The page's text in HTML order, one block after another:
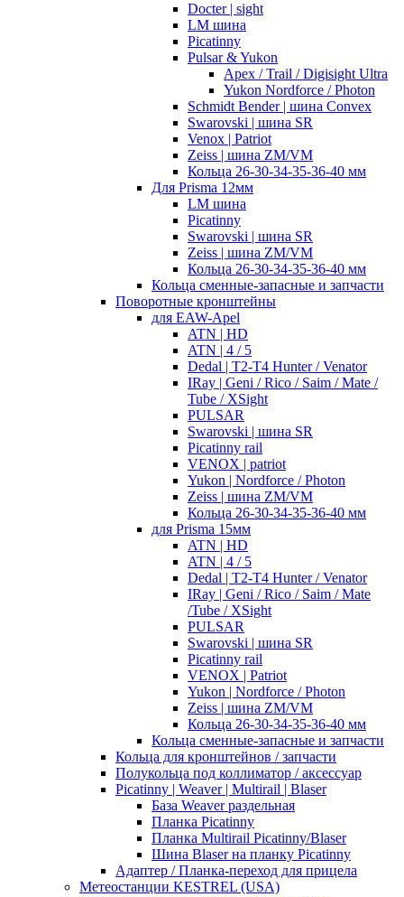
Docter | sight
LM шина
Picatinny
Pulsar & Yukon
Apex / Trail / Digisight Ultra
Yukon Nordforce / Photon
Schmidt Bender | шина Convex
Swarovski | шина SR
Venox | Patriot
Zeiss | шина ZM/VM
Кольца 26-30-34-35-36-40 мм
Для Prisma 12мм
LM шина
Picatinny
Swarovski | шина SR
Zeiss | шина ZM/VM
Кольца 26-30-34-35-36-40 мм
Кольца сменные-запасные и запчасти
Поворотные кронштейны
для EAW-Apel
ATN | HD
ATN | 4 / 5
Dedal | T2-T4 Hunter / Venator
IRay | Geni / Rico / Saim / Mate /
Tube / XSight
PULSAR
Swarovski | шина SR
Picatinny rail
VENOX | patriot
Yukon | Nordforce / Photon
Zeiss | шина ZM/VM
Кольца 26-30-34-35-36-40 мм
для Prisma 15мм
ATN | HD
ATN | 4 / 5
Dedal | T2-T4 Hunter / Venator
IRay | Geni / Rico / Saim / Mate
/Tube / XSight
PULSAR
Swarovski | шина SR
Picatinny rail
VENOX | Patriot
Yukon | Nordforce / Photon
Zeiss | шина ZM/VM
Кольца 26-30-34-35-36-40 мм
Кольца сменные-запасные и запчасти
Кольца для кронштейнов / запчасти
Полукольца под коллиматор / аксессуар
Picatinny | Weaver | Multirail | Blaser
База Weaver раздельная
Планка Picatinny
Планка Multirail Picatinny/Blaser
Шина Blaser на планку Picatinny
Адаптер / Планка-переход для прицела
Метеостанции KESTREL (USA)